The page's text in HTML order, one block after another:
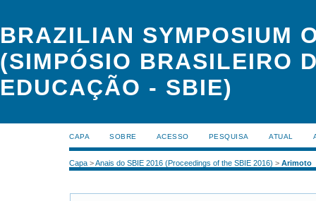
BRAZILIAN SYMPOSIUM
(SIMPÓSIO BRASILEIRO
EDUCAÇÃO - SBIE)
CAPA SOBRE ACESSO PESQUISA ATUAL
Capa >Anais do SBIE 2016 (Proceedings of the SBIE 2016) > Arimoto